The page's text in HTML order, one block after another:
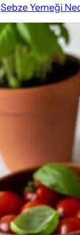
Sebze Yemeği